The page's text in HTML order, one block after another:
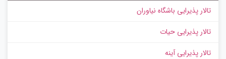
تالار پذیرایی باشگاه نیاوران
تالار پذیرایی حیات
تالار پذیرایی آینه